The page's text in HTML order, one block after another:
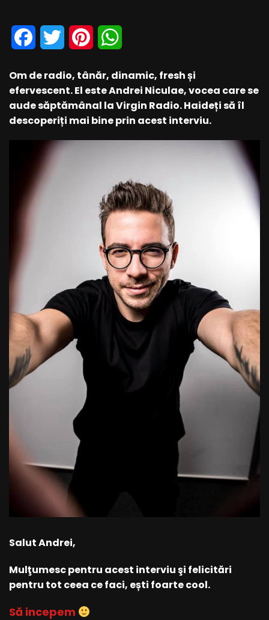
Facebook
Twitter Pinterest
Om de radio, tânăr, dinamic, fresh și
efervescent. El este Andrei Niculae, vocea care se
aude săptămânal la Virgin Radio. Haideți să îl
descoperiți mai bine prin acest interviu.
Salut Andrei,
Mulţumesc pentru acest interviu şi felicitări
pentru tot ceea ce faci, ești foarte cool.
Să incepem